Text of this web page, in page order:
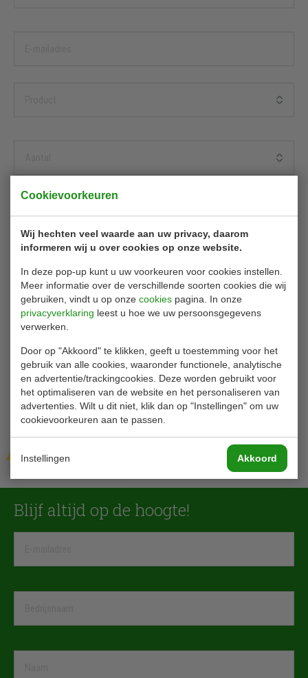
Cookievoorkeuren
Wij hechten veel waarde aan uw privacy, daarom
informeren wij u over cookies op onze website.
In deze pop-up kunt u uw voorkeuren voor cookies instellen.
Meer informatie over de verschillende soorten cookies die wij
gebruiken, vindt u op onze cookies pagina. In onze
privacyverklaring leest u hoe we uw persoonsgegevens
verwerken.
Door op "Akkoord" te klikken, geeft u toestemming voor het
gebruik van alle cookies, waaronder functionele, analytische
en advertentie/trackingcookies. Deze worden gebruikt voor
het optimaliseren van de website en het personaliseren van
advertenties. Wilt u dit niet, klik dan op "Instellingen" om uw
cookievoorkeuren aan te passen.
Instellingen Akkoord
Verzenden
Blijf altijd op de hoogte!